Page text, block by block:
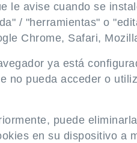
le avise cuando se
/ "herramientas" o
Chrome, Safari,
ya está
no pueda acceder o
puede
en su dispositivo a